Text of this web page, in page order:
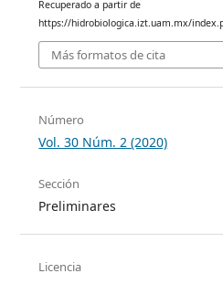
Recuperado a partir de
https://hidrobiologica.izt.uam.mx/
Más formatos de cita
Número
Vol. 30 Núm. 2 (2020)
Sección
Preliminares
Licencia